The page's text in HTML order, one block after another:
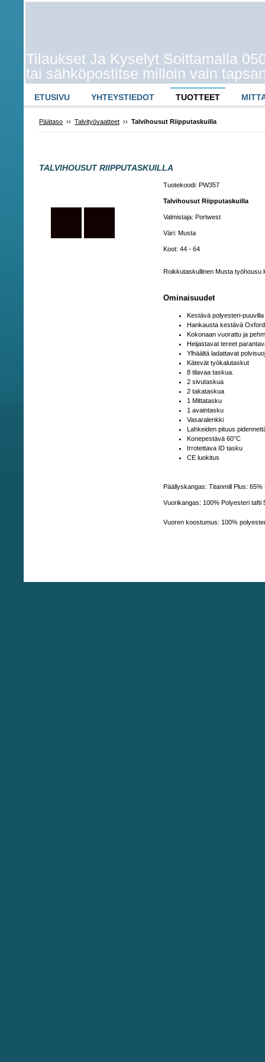
Tilaukset Ja Kyselyt Soittamalla
tai sähköpostitse milloin vain
ETUSIVU YHTEYSTIEDOT TUOTTEET
Päätaso ›› Talvityövaatteet ›› Talvihousut Riipputaskuilla
TALVIHOUSUT RIIPPUTASKUILLA
Tuotekoodi: PW357
Talvihousut Riipputaskuilla
Valmistaja: Portwest
Väri: Musta
Koot: 44 - 64
Roikkutaskullinen Musta työhousu
Ominaisuudet
Kestävä polyesteri-
Hankausta kestävä
Kokonaan vuorattu ja
Heijastavat tereet
Ylhäältä ladattavat
Kätevät työkalutaskut
8 tilavaa taskua.
2 sivutaskua
2 takataskua
1 Mittatasku
1 avaintasku
Vasaralenkki
Lahkeiden pituus
Konepestävä 60°C
Irrotettava ID tasku
CE luokitus
Päällyskangas: Titanmill Plus:
Vuorikangas: 100% Polyesteri tafti
Vuoren koostumus: 100%